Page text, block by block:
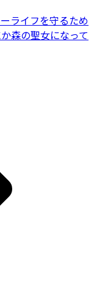
ライフを守るため
森の聖女になって